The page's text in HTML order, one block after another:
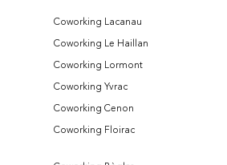
Coworking Lacanau
Coworking Le Haillan
Coworking Lormont
Coworking Yvrac
Coworking Cenon
Coworking Floirac